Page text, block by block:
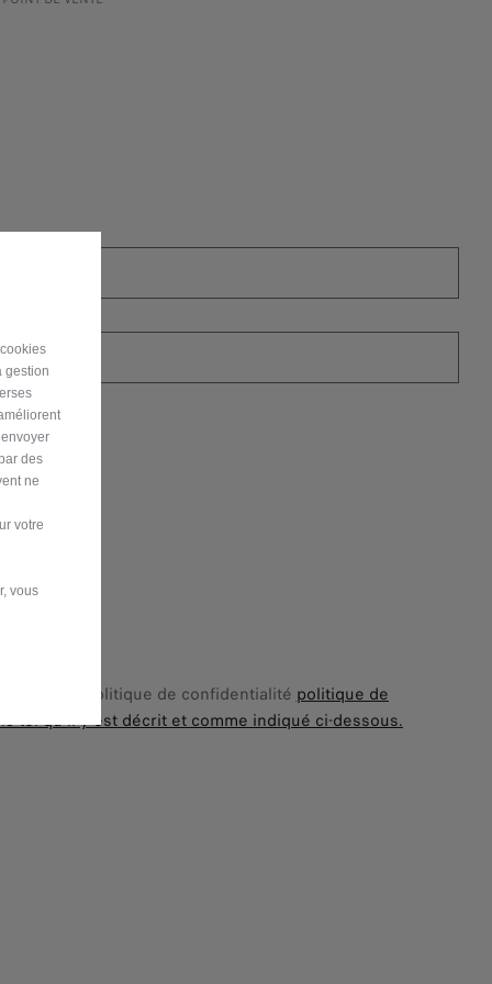
Mobile*
la politique de confidentialité politique de
tel qu'il y est décrit et comme indiqué ci-dessous.
gestion
des
ne
votre
vous